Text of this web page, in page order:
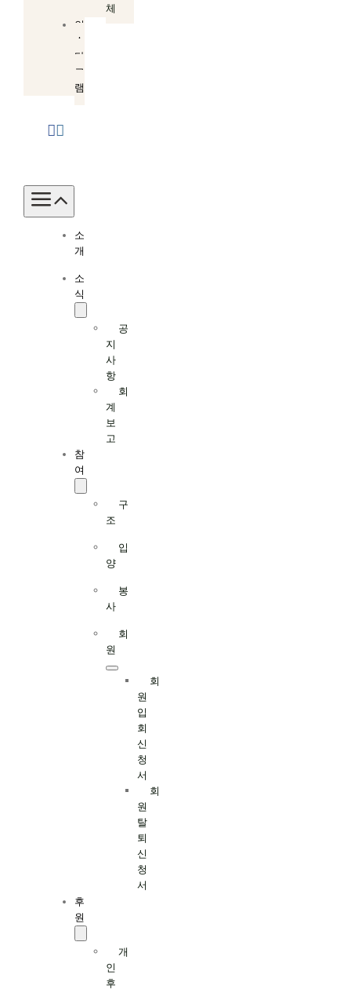
체
인
스
타
그
램
Toggle
Navigation
소
개
소
식
공
지
사
항
회
계
보
고
참
여
구
조
입
양
봉
사
회
원
회
원
입
회
신
청
서
회
원
탈
퇴
신
청
서
후
원
개
인
후